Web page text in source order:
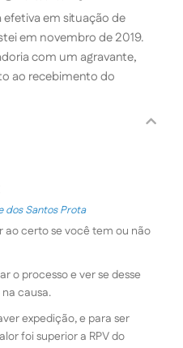
efetiva em situação de
em novembro de 2019.
com um agravante,
ao recebimento do
dos Santos Prota
ao certo se você tem ou não
o processo e ver se desse
causa.
expedição, e para ser
foi superior a RPV do